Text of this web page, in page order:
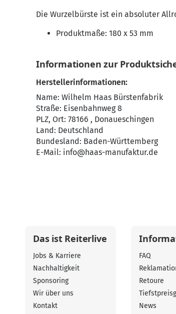
Die Wurzelbürste ist ein absoluter
Produktmaße: 180 x 53 mm
Informationen zur
Herstellerinformationen:
Name: Wilhelm Haas Bürstenfabrik
Straße: Eisenbahnweg 8
PLZ, Ort: 78166 , Donaueschingen
Land: Deutschland
Bundesland: Baden-Württemberg
E-Mail: info@haas-manufaktur.de
Das ist Reiterlive
Jobs & Karriere
Nachhaltigkeit
Sponsoring
Wir über uns
Kontakt
FAQ
Retoure
News